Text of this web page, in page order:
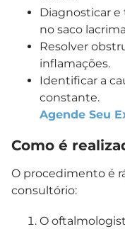
Diagnosticar e
no saco
Resolver
inflamações.
Identificar a
constante.
Agende Seu
Como é
O procedimento é
consultório:
O